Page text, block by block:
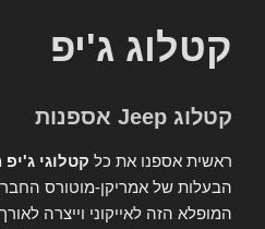
קטלוג ג'יפ
קטלוג Jeep אספנות
ראשית אספנו את כל קטלוגי ג'יפ
הבעלות של אמריקן-מוטורס
המופלא הזה לאייקוני וייצרה